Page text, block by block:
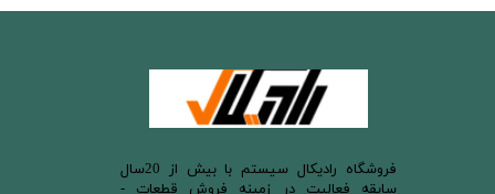
​فروشگاه رادیکال سیستم با بیش از 20سال
سابقه فعالیت در زمینه فروش قطعات -